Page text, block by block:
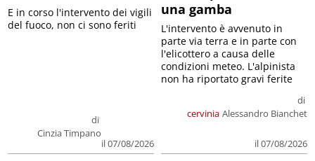
di
Cinzia Timpano
il 07/08/2026
E in corso l'intervento dei vigili
del fuoco, non ci sono feriti
una gamba
cervinia
di
Alessandro Bianchet
il 07/08/2026
L'intervento è avvenuto in
parte via terra e in parte con
l'elicottero a causa delle
condizioni meteo. L'alpinista
non ha riportato gravi ferite